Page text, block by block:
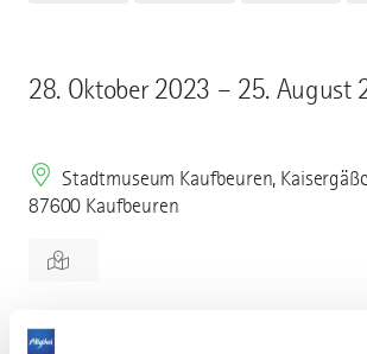
28. Oktober 2023 – 25. August
Stadtmuseum Kaufbeuren,
87600 Kaufbeuren